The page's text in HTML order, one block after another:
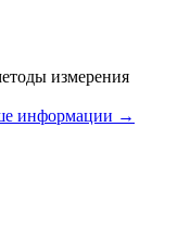
измерения
информации →